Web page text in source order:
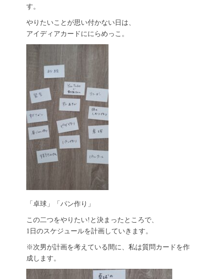
す。
やりたいことが思い付かない日は、
アイディアカードににらめっこ。
「卓球」「パン作り」
この二つをやりたい!と決まったところで、
1日のスケジュールを計画していきます。
※次男が計画を考えている間に、私は質問カードを作
成します。